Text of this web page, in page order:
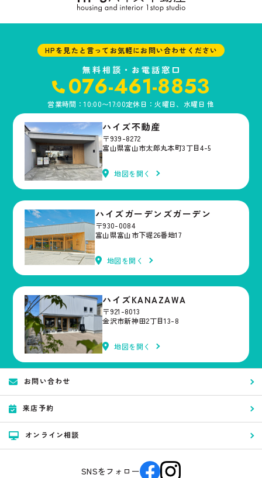
HPを見たと言ってお気軽にお問い合わせください
無料相談・お電話窓口
076-461-8853
営業時間：10:00〜17:00定休日：火曜日、水曜日 他
ハイズ不動産
〒939-8272
富山県富山市太郎丸本町3丁目4-5
地図を開く
ハイズガーデンズガーデン
〒930-0084
富山県富山市下堀26番地17
地図を開く
ハイズKANAZAWA
〒921-8013
金沢市新神田2丁目13-8
地図を開く
お問い合わせ
来店予約
オンライン相談
SNSをフォロー